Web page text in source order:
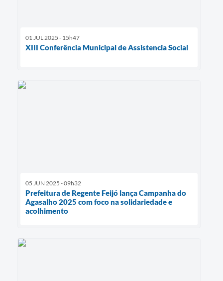
01 JUL 2025 - 15h47
XIII Conferência Municipal de Assistencia Social
05 JUN 2025 - 09h32
Prefeitura de Regente Feijó lança Campanha do
Agasalho 2025 com foco na solidariedade e
acolhimento